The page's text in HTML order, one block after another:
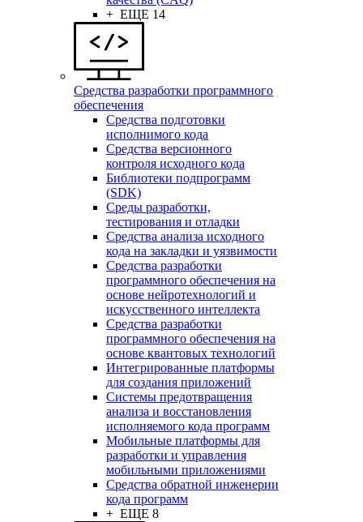
+ ЕЩЕ 14
Средства разработки программного
обеспечения
Средства подготовки
исполнимого кода
Средства версионного
контроля исходного кода
Библиотеки подпрограмм
(SDK)
Среды разработки,
тестирования и отладки
Средства анализа исходного
кода на закладки и уязвимости
Средства разработки
программного обеспечения на
основе нейротехнологий и
искусственного интеллекта
Средства разработки
программного обеспечения на
основе квантовых технологий
Интегрированные платформы
для создания приложений
Системы предотвращения
анализа и восстановления
исполняемого кода программ
Мобильные платформы для
разработки и управления
мобильными приложениями
Средства обратной инженерии
кода программ
+ ЕЩЕ 8